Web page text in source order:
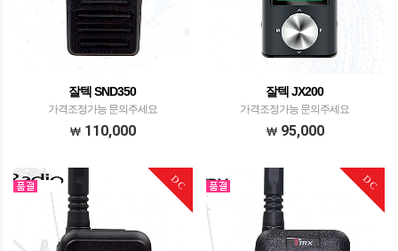
잘텍 SND350
가격조정가능 문의주세요
110,000
잘텍 JX200
가격조정가능 문의주세요
95,000
DC DC